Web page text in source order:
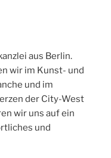
aus Berlin.
wir im Kunst- und
und im
der City-West
wir uns auf ein
und